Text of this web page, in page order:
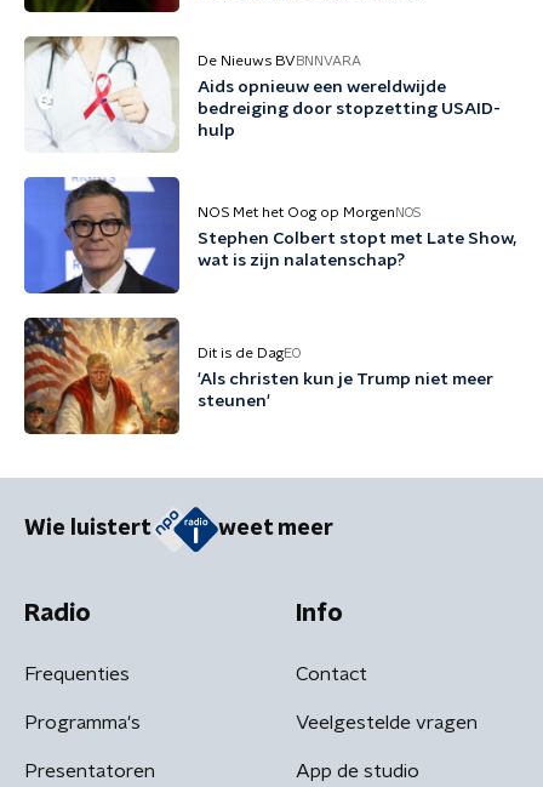
De Nieuws BV BNNVARA
Aids opnieuw een wereldwijde
bedreiging door stopzetting USAID-
hulp
NOS Met het Oog op Morgen NOS
Stephen Colbert stopt met Late Show,
wat is zijn nalatenschap?
Dit is de DagEO
'Als christen kun je Trump niet meer
steunen'
Wie luistert weet meer
Radio
Frequenties
Programma's
Presentatoren
Info
Contact
Veelgestelde vragen
App de studio